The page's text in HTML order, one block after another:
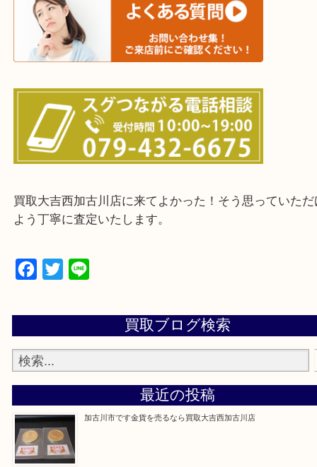
・ご来店前に確認しておきたい
買取大吉西加古川店に来てよかった！そう思ってい
よう丁寧に査定いたします。